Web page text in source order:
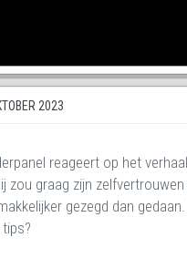
2023
reageert op het
zou graag zijn
gezegd dan